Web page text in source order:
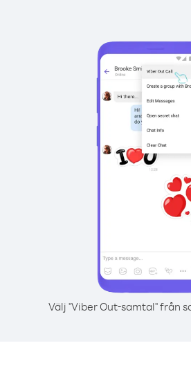
Välj "Viber Out-samtal" från